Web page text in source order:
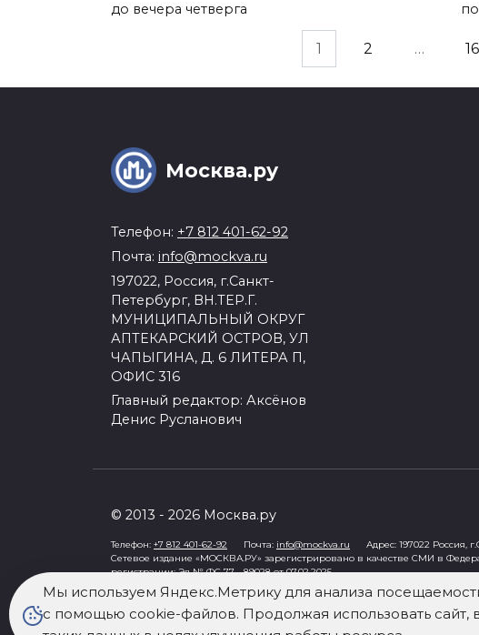
до вечера четверга
1 2 … 16
Москва.ру
Телефон: +7 812 401-62-92
Почта: info@mockva.ru
197022, Россия, г.Санкт-
Петербург, ВН.ТЕР.Г.
МУНИЦИПАЛЬНЫЙ ОКРУГ
АПТЕКАРСКИЙ ОСТРОВ, УЛ
ЧАПЫГИНА, Д. 6 ЛИТЕРА П,
ОФИС 316
Главный редактор: Аксёнов
Денис Русланович
© 2013 - 2026 Москва.ру
Телефон: +7 812 401-62-92 Почта: info@mockva.ru Адрес: 197022 Россия,
Сетевое издание «МОСКВА.РУ» зарегистрировано в качестве СМИ в
регистрации: Эл № ФС 77 - 89028 от 07.02.2025
Учредитель: Общество с ограниченной ответственностью "Рост"
Генеральный директор: Третьяков Олег Александрович
Знак информационной продукции в случаях, предусмотренных
При цитировании информации гиперссылка на mockva.ru обязательна.
Мы используем Яндекс.Метрику для анализа
с помощью cookie-файлов. Продолжая использовать сайт,